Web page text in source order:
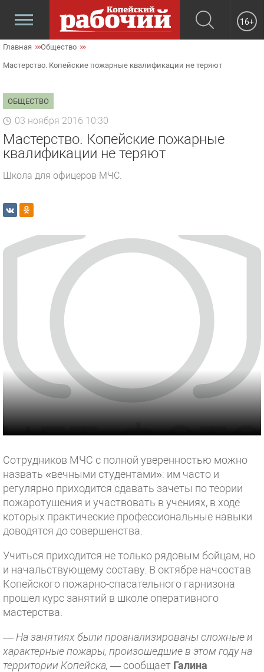
16+
Главная Общество
Мастерство. Копейские пожарные квалификации не теряют
ОБЩЕСТВО
03 ноября 2016 10:30
Мастерство. Копейские пожарные
квалификации не теряют
Школа для офицеров МЧС.
Сотрудников МЧС с полной уверенностью можно
назвать «вечными студентами»: им часто и
регулярно приходится сдавать зачеты по теории
пожаротушения и участвовать в учениях, в ходе
которых практические профессиональные навыки
доводятся до совершенства.
Учиться приходится не только рядовым бойцам, но
и начальствующему составу. В октябре начсостав
Копейского пожарно-спасательного гарнизона
прошел курс занятий в школе оперативного
мастерства.
— На занятиях были проанализированы сложные и
характерные пожары, произошедшие в этом году на
территории Копейска, — сообщает Галина